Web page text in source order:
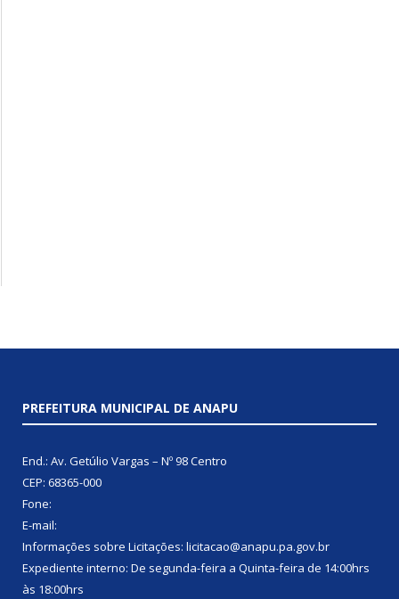
PREFEITURA MUNICIPAL DE ANAPU
End.: Av. Getúlio Vargas – Nº 98 Centro
CEP: 68365-000
Fone:
E-mail:
Informações sobre Licitações: licitacao@anapu.pa.gov.br
Expediente interno: De segunda-feira a Quinta-feira de 14:00hrs
às 18:00hrs